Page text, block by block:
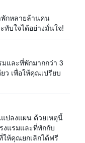
พักหลายล้านคน
ทับใจได้อย่างมั่นใจ!
มและที่พักมากกว่า 3
ว เพื่อให้คุณเปรียบ
แปลงแผน ด้วยเหตุนี้
งแรมและที่พักกับ
ให้คุณยกเลิกได้ฟรี